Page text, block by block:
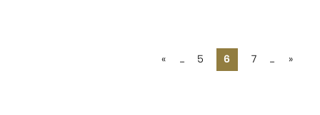
« ... 5 6 7 ... »